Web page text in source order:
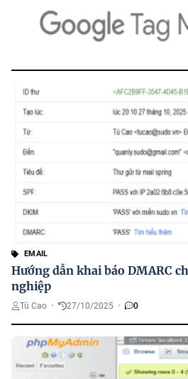
EMAIL
Hướng dẫn khai báo DMARC
nghiệp
Tú Cao • 27/10/2025 • 0